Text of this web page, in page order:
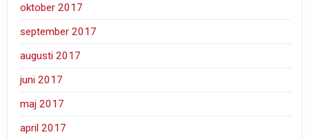
oktober 2017
september 2017
augusti 2017
juni 2017
maj 2017
april 2017